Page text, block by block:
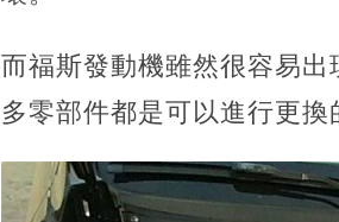
而福斯發動機雖然很容易
多零部件都是可以進行更換